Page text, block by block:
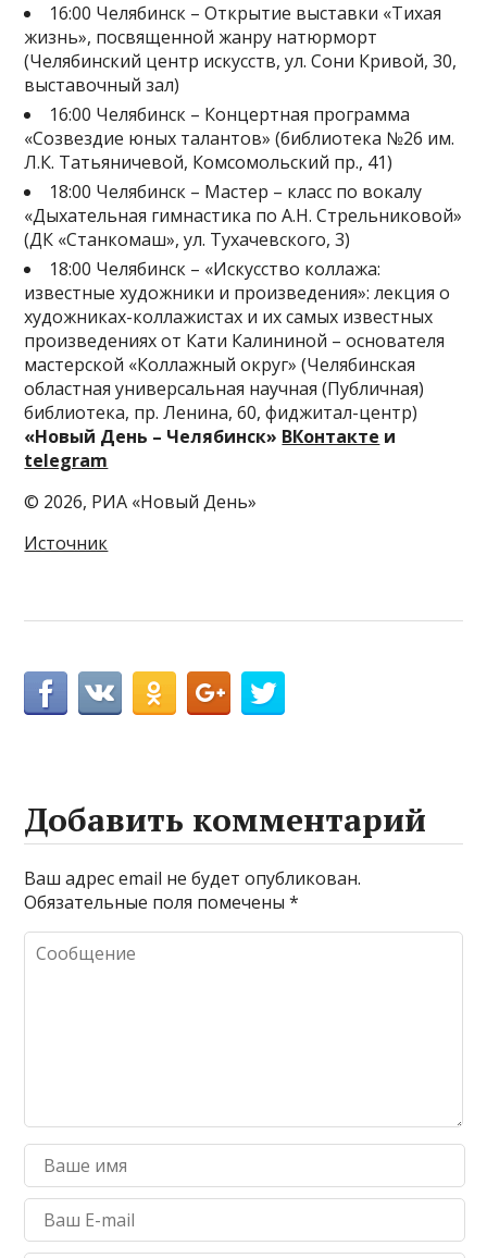
16:00 Челябинск – Открытие выставки «Тихая
жизнь», посвященной жанру натюрморт
(Челябинский центр искусств, ул. Сони Кривой, 30,
выставочный зал)
16:00 Челябинск – Концертная программа
«Созвездие юных талантов» (библиотека №26 им.
Л.К. Татьяничевой, Комсомольский пр., 41)
18:00 Челябинск – Мастер – класс по вокалу
«Дыхательная гимнастика по А.Н. Стрельниковой»
(ДК «Станкомаш», ул. Тухачевского, 3)
18:00 Челябинск – «Искусство коллажа:
известные художники и произведения»: лекция о
художниках-коллажистах и их самых известных
произведениях от Кати Калининой – основателя
мастерской «Коллажный округ» (Челябинская
областная универсальная научная (Публичная)
библиотека, пр. Ленина, 60, фиджитал-центр)
«Новый День – Челябинск» ВКонтакте и
telegram
© 2026, РИА «Новый День»
Источник
Добавить комментарий
Ваш адрес email не будет опубликован.
Обязательные поля помечены*